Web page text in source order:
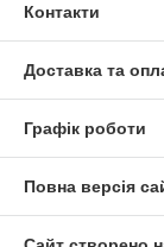
Контакти
Доставка та
Графік роботи
Повна версія